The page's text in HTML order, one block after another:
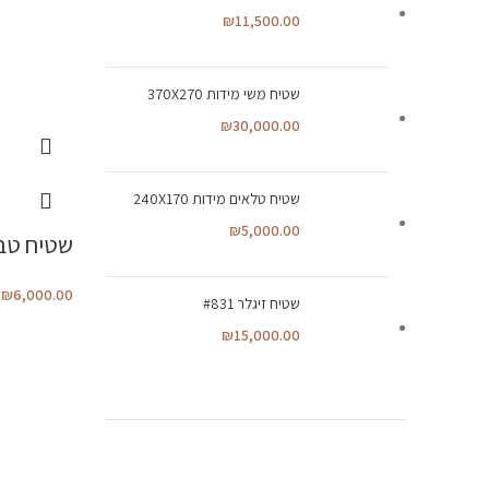
₪11,500.00
שטיח משי מידות 370X270
₪30,000.00
שטיח טלאים מידות 240X170
₪5,000.00
שטיח זיגלר #831
₪15,000.00
שטיח
₪6,000.00